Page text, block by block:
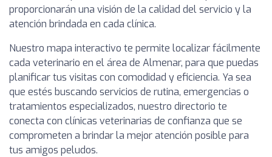
proporcionarán una visión de la calidad del servicio y la
atención brindada en cada clínica.
Nuestro mapa interactivo te permite localizar fácilmente
cada veterinario en el área de Almenar, para que puedas
planificar tus visitas con comodidad y eficiencia. Ya sea
que estés buscando servicios de rutina, emergencias o
tratamientos especializados, nuestro directorio te
conecta con clínicas veterinarias de confianza que se
comprometen a brindar la mejor atención posible para
tus amigos peludos.